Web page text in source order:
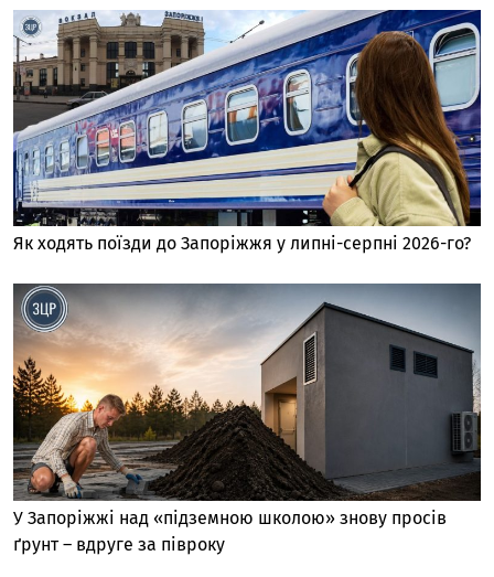
Як ходять поїзди до Запоріжжя у липні-серпні 2026-го?
У Запоріжжі над «підземною школою» знову просів
ґрунт – вдруге за півроку